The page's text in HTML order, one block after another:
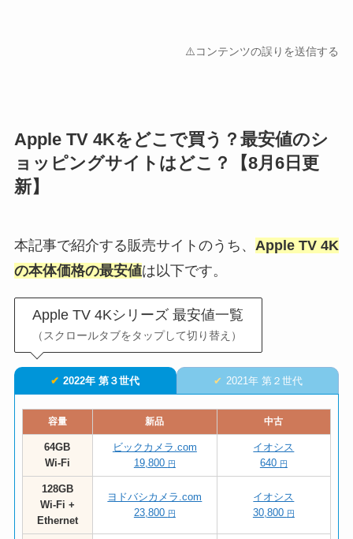
⚠️コンテンツの誤りを送信する
Apple TV 4Kをどこで買う？最安値のシ
ョッピングサイトはどこ？【8月6日更
新】
本記事で紹介する販売サイトのうち、 Apple TV 4K
の本体価格の最安値は以下です。
Apple TV 4Kシリーズ 最安値一覧
（スクロールタブをタップして切り替え）
2022年 第３世代 2021年 第２世代
容量 新品 中古
64GB
Wi-Fi
ビックカメラ.com
19,800 円
イオシス
640 円
128GB
Wi-Fi +
Ethernet
ヨドバシカメラ.com
23,800 円
イオシス
30,800 円